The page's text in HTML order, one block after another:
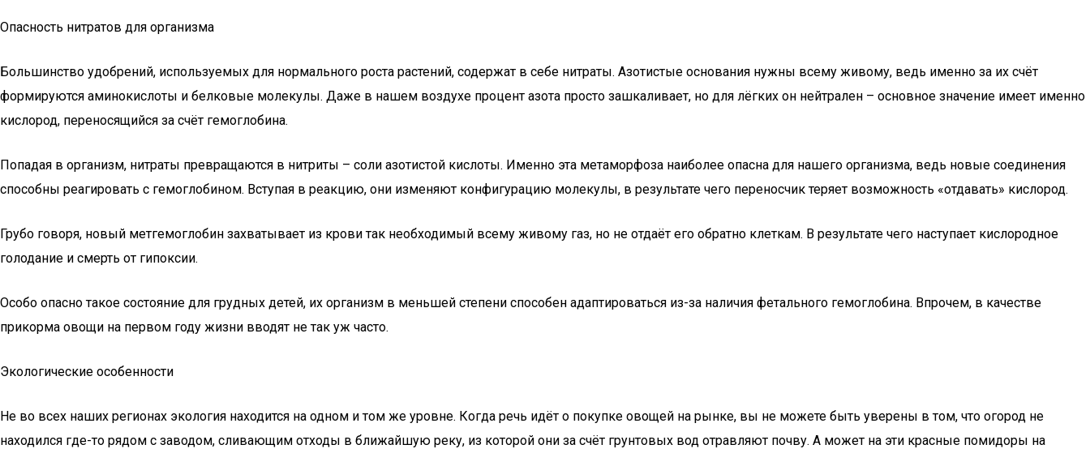
Опасность нитратов для организма
Большинство удобрений, используемых для нормального роста растений, содержат в себе нитраты. Азотистые основания нужны всему живому, ведь именно за их счёт
формируются аминокислоты и белковые молекулы. Даже в нашем воздухе процент азота просто зашкаливает, но для лёгких он нейтрален – основное значение имеет именно
кислород, переносящийся за счёт гемоглобина.
Попадая в организм, нитраты превращаются в нитриты – соли азотистой кислоты. Именно эта метаморфоза наиболее опасна для нашего организма, ведь новые соединения
способны реагировать с гемоглобином. Вступая в реакцию, они изменяют конфигурацию молекулы, в результате чего переносчик теряет возможность «отдавать» кислород.
Грубо говоря, новый метгемоглобин захватывает из крови так необходимый всему живому газ, но не отдаёт его обратно клеткам. В результате чего наступает кислородное
голодание и смерть от гипоксии.
Особо опасно такое состояние для грудных детей, их организм в меньшей степени способен адаптироваться из-за наличия фетального гемоглобина. Впрочем, в качестве
прикорма овощи на первом году жизни вводят не так уж часто.
Экологические особенности
Не во всех наших регионах экология находится на одном и том же уровне. Когда речь идёт о покупке овощей на рынке, вы не можете быть уверены в том, что огород не
находился где-то рядом с заводом, сливающим отходы в ближайшую реку, из которой они за счёт грунтовых вод отравляют почву. А может на эти красные помидоры на